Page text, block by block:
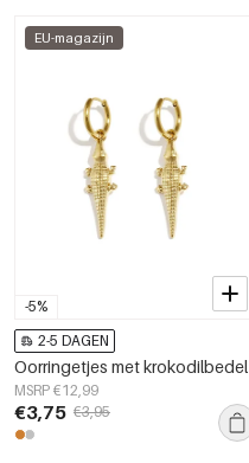
-5%
EU-magazijn
2-5 DAGEN
Oorringetjes met krokodilbedel
MSRP €12,99
€3,75 €3,95